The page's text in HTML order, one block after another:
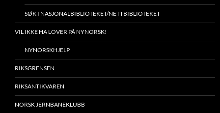
SØK I NASJONALBIBLIOTEKET/NETTBIBLIOTEKET
VIL IKKE HA LOVER PÅ NYNORSK!
NYNORSKHJELP
RIKSGRENSEN
RIKSANTIKVAREN
NORSK JERNBANEKLUBB